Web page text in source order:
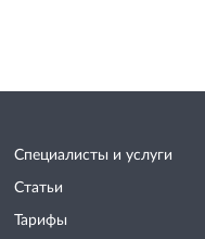
Специалисты и услуги
Статьи
Тарифы